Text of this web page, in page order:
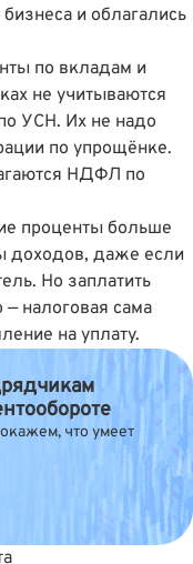
и облагались
по вкладам и
не учитываются
УСН. Их не надо
по упрощёнке.
НДФЛ по
проценты больше
доходов, даже если
Но заплатить
налоговая сама
на уплату.
что умеет